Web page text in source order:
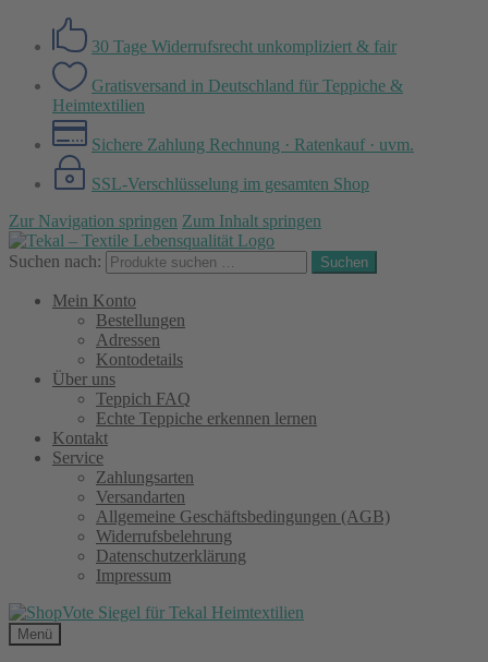
30 Tage Widerrufsrecht unkompliziert & fair
Gratisversand in Deutschland für Teppiche &
Heimtextilien
Sichere Zahlung Rechnung · Ratenkauf · uvm.
SSL-Verschlüsselung im gesamten Shop
Zur Navigation springen Zum Inhalt springen
Suchen nach: Suchen
Mein Konto
Bestellungen
Adressen
Kontodetails
Über uns
Teppich FAQ
Echte Teppiche erkennen lernen
Kontakt
Service
Zahlungsarten
Versandarten
Allgemeine Geschäftsbedingungen (AGB)
Widerrufsbelehrung
Datenschutzerklärung
Impressum
Menü